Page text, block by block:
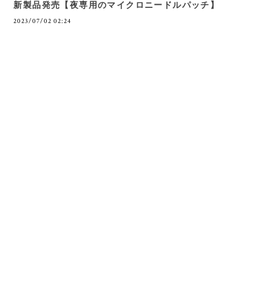
新製品発売【夜専用のマイクロニードルパッチ】
2023/07/02 02:24